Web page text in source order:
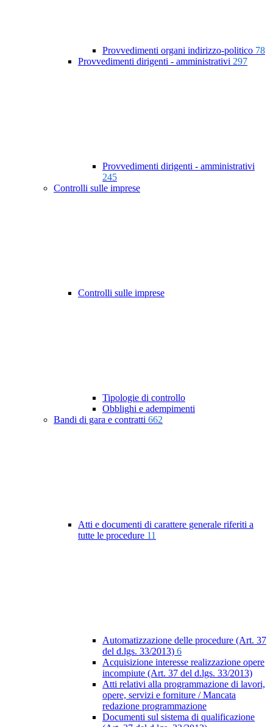
Provvedimenti organi indirizzo-politico 78
Provvedimenti dirigenti - amministrativi 297
Provvedimenti dirigenti - amministrativi
245
Controlli sulle imprese
Controlli sulle imprese
Tipologie di controllo
Obblighi e adempimenti
Bandi di gara e contratti 662
Atti e documenti di carattere generale riferiti a
tutte le procedure 11
Automatizzazione delle procedure (Art. 37
del d.lgs. 33/2013) 6
Acquisizione interesse realizzazione opere
incompiute (Art. 37 del d.lgs. 33/2013)
Atti relativi alla programmazione di lavori,
opere, servizi e forniture / Mancata
redazione programmazione
Documenti sul sistema di qualificazione